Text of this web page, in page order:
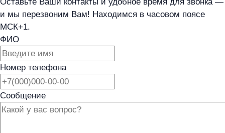
Оставьте Ваши контакты и удобное время для звонка —
и мы перезвоним Вам! Находимся в часовом поясе
МСК+1.
ФИО
Номер телефона
Сообщение